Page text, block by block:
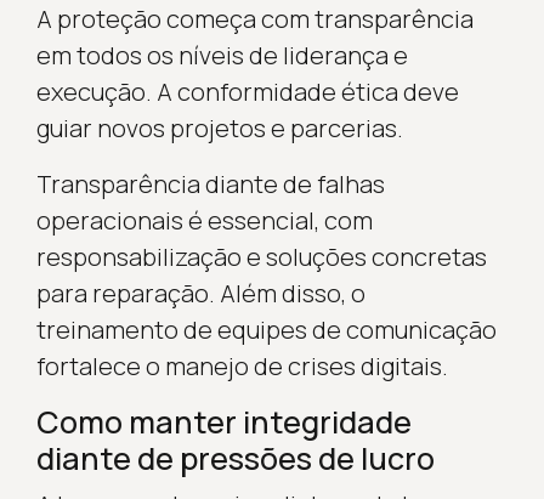
A proteção começa com transparência
em todos os níveis de liderança e
execução. A conformidade ética deve
guiar novos projetos e parcerias.
Transparência diante de falhas
operacionais é essencial, com
responsabilização e soluções concretas
para reparação. Além disso, o
treinamento de equipes de comunicação
fortalece o manejo de crises digitais.
Como manter integridade
diante de pressões de lucro